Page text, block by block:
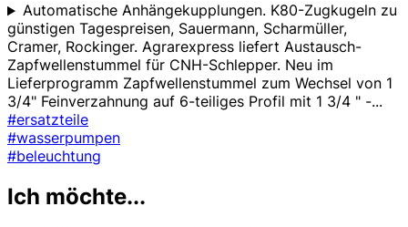
Automatische Anhängekupplungen. K80-Zugkugeln zu
günstigen Tagespreisen, Sauermann, Scharmüller,
Cramer, Rockinger. Agrarexpress liefert Austausch-
Zapfwellenstummel für CNH-Schlepper. Neu im
Lieferprogramm Zapfwellenstummel zum Wechsel von 1
3/4" Feinverzahnung auf 6-teiliges Profil mit 1 3/4 " -...
#ersatzteile
#wasserpumpen
#beleuchtung
Ich möchte...